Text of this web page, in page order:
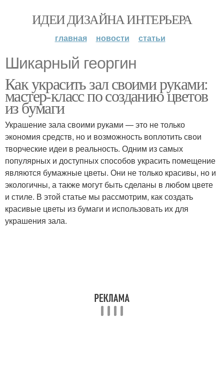
ИДЕИ ДИЗАЙНА ИНТЕРЬЕРА
главная новости статьи
Шикарный георгин
Как украсить зал своими руками:
мастер-класс по созданию цветов
из бумаги
Украшение зала своими руками — это не только
экономия средств, но и возможность воплотить свои
творческие идеи в реальность. Одним из самых
популярных и доступных способов украсить помещение
являются бумажные цветы. Они не только красивы, но и
экологичны, а также могут быть сделаны в любом цвете
и стиле. В этой статье мы рассмотрим, как создать
красивые цветы из бумаги и использовать их для
украшения зала.